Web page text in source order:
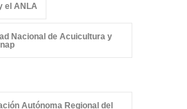
el ANLA
Nacional de Acuicultura y
Autónoma Regional del